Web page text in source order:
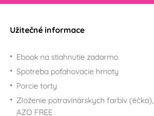
Užitečné informace
Ebook na stiahnutie zadarmo
Spotreba poťahovacie hmoty
Porcie torty
Zloženie potravinárskych farbív (éčka),
AZO FREE